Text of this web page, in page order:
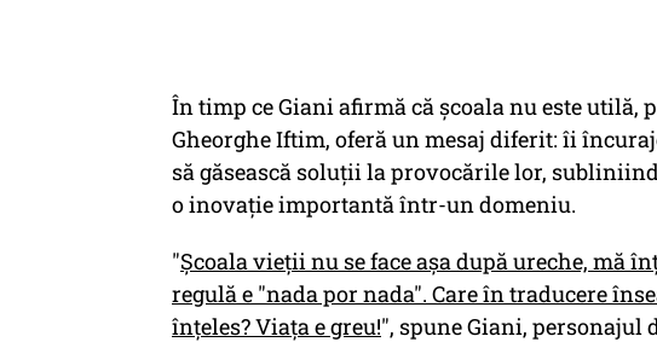
În timp ce Giani afirmă că școala nu este
Gheorghe Iftim, oferă un mesaj diferit: îi
să găsească soluții la provocările lor,
o inovație importantă într-un domeniu.
"Școala vieții nu se face așa după ureche, mă
regulă e "nada por nada". Care în traducere
înțeles? Viața e greu!", spune Giani, personajul